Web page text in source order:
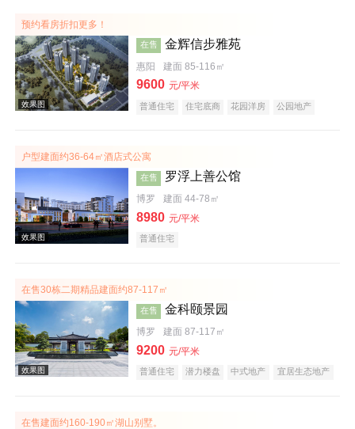
效果图
效果图
预约看房折扣更多！
在售 金辉信步雅苑
惠阳 建面 85-116㎡
9600 元/平米
普通住宅 住宅底商 花园洋房
公园地产
户型建面约36-64㎡酒店式公寓
在售 罗浮上善公馆
博罗 建面 44-78㎡
8980 元/平米
普通住宅
在售30栋二期精品建面约87-117㎡
在售 金科颐景园
博罗 建面 87-117㎡
9200 元/平米
普通住宅 潜力楼盘 中式地产
宜居生态地产
在售建面约160-190㎡湖山别墅。